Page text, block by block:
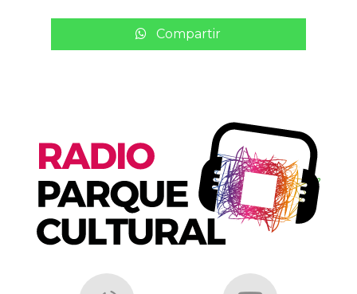
c
e
it
te
a
ts
p
Compartir